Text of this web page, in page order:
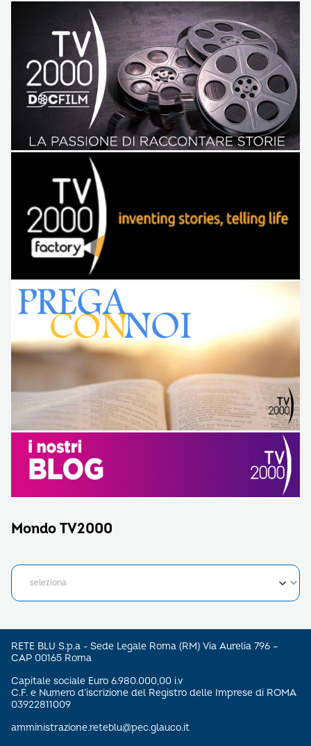
Mondo TV2000
RETE BLU S.p.a - Sede Legale Roma (RM) Via Aurelia 796 –
CAP 00165 Roma
Capitale sociale Euro 6.980.000,00 i.v
C.F. e Numero d’iscrizione del Registro delle Imprese di ROMA
03922811009
amministrazione.reteblu@pec.glauco.it